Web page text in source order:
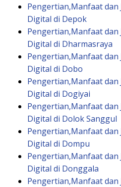
Pengertian,Manfaat dan
Digital di Depok
Pengertian,Manfaat dan
Digital di Dharmasraya
Pengertian,Manfaat dan
Digital di Dobo
Pengertian,Manfaat dan
Digital di Dogiyai
Pengertian,Manfaat dan
Digital di Dolok Sanggul
Pengertian,Manfaat dan
Digital di Dompu
Pengertian,Manfaat dan
Digital di Donggala
Pengertian,Manfaat dan